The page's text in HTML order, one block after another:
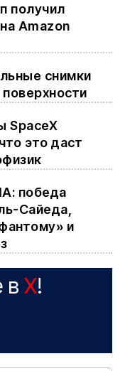
получил
Amazon
снимки
SpaceX
это даст
победа
Сайеда,
и
в X!